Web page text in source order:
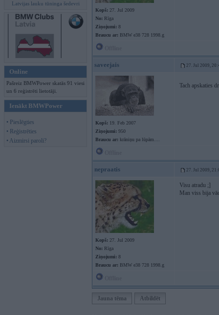
Latvijas lauku tūninga šedevri
Online
Pašreiz BMWPower skatās 91 viesi
un 6 reģistrēti lietotāji.
Ienākt BMWPower
• Pieslēgties
• Reģistrēties
• Aizmirsi paroli?
Kopš: 27. Jul 2009
No: Rīga
Ziņojumi: 8
Braucu ar: BMW e38 728 1998.g
saveejais 27. Jul 2009,
Kopš: 19. Feb 2007
Ziņojumi: 950
Braucu ar: krāniņu pa lūpām....
Tach apskaties
nepraatis 27. Jul 2009,
Kopš: 27. Jul 2009
No: Rīga
Ziņojumi: 8
Braucu ar: BMW e38 728 1998.g
Visu atradu ;]
Man viss bija
Jauna tēma Atbildēt